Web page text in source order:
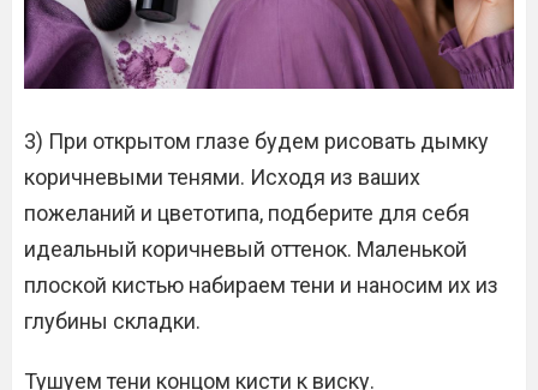
3) При открытом глазе будем рисовать дымку
коричневыми тенями. Исходя из ваших
пожеланий и цветотипа, подберите для себя
идеальный коричневый оттенок. Маленькой
плоской кистью набираем тени и наносим их из
глубины складки.
Тушуем тени концом кисти к виску.